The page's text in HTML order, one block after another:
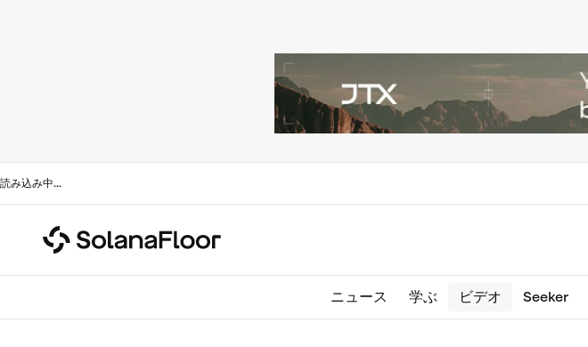
読み込み中...
ニュース 学ぶ ビデオ Seeker